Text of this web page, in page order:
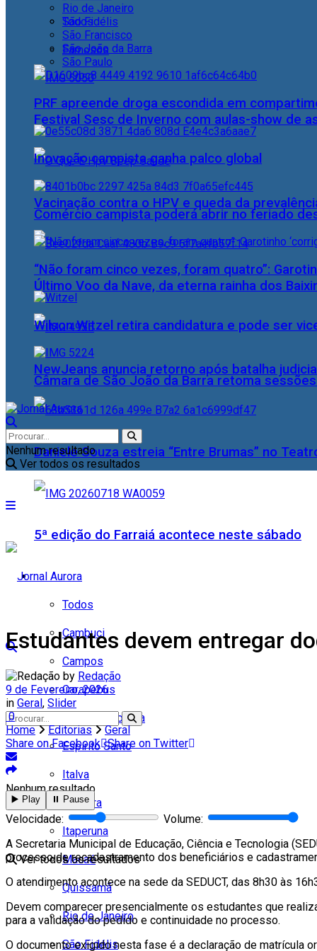
Todos
Famosos
Festival Sesc de Inverno com aulas-show de
Vacinação contra o HPV e queda da
Último Voo da Nave, da eterna rainha dos
NewJeans anuncia retorno após batalha
Daniele Souza estreia “Entre Brumas” no
5ª edição do Farraiá acontece neste sábado
Cidades
Todos
Cambuci
Campos
Carapebus
Cardoso Moreira
Espírito Santo
Italva
Itaocara
Itaperuna
Macaé
Quissamã
Rio de Janeiro
São Fidélis
Rio de Janeiro
São Fidélis
São Francisco
São João da Barra
São Paulo
PRF apreende droga escondida em
Inovação campista ganha palco global
Comércio campista poderá abrir no feriado
“Não foram cinco vezes, foram quatro”:
Wilson Witzel retira candidatura e pode ser
Câmara de São João da Barra retoma
Nenhum resultado
Ver todos os resultados
Nenhum resultado
Ver todos os resultados
Estudantes devem entregar
by Redação
9 de Fevereiro, 2026
in Geral, Slider
0
Home
Editorias
Geral
Share on Facebook Share on Twitter
▶️ Play ⏸️ Pause
Velocidade:
Volume:
A Secretaria Municipal de Educação, Ciência e Tecnologia
processo derecadastramento dos beneficiários e
O atendimento acontece na sede da SEDUCT, das 8h30 às
Devem comparecer presencialmente os estudantes que
para a validação do pedido e continuidade no processo.
O documento exigido nesta fase é a declaração de matrícula